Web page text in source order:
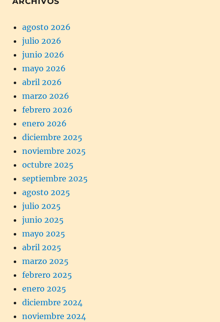
agosto 2026
julio 2026
junio 2026
mayo 2026
abril 2026
marzo 2026
febrero 2026
enero 2026
diciembre 2025
noviembre 2025
octubre 2025
septiembre 2025
agosto 2025
julio 2025
junio 2025
mayo 2025
abril 2025
marzo 2025
febrero 2025
enero 2025
diciembre 2024
noviembre 2024